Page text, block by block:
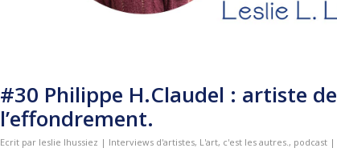
#30 Philippe H.Claudel : artiste de
l’effondrement.
Ecrit par leslie lhussiez | Interviews d'artistes, L'art, c'est les autres., podcast |